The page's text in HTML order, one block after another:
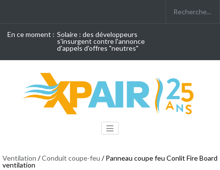
En ce moment : Solaire : des développeurs
s'insurgent contre l'annonce
d'appels d'offres "neutres"
Ventilation /Conduit coupe-feu / Panneau coupe feu Conlit Fire Board
ventilation